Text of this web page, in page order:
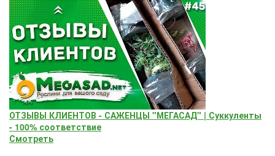
ОТЗЫВЫ КЛИЕНТОВ - САЖЕНЦЫ "МЕГАСАД" | Суккуленты
- 100% соответствие
Смотреть